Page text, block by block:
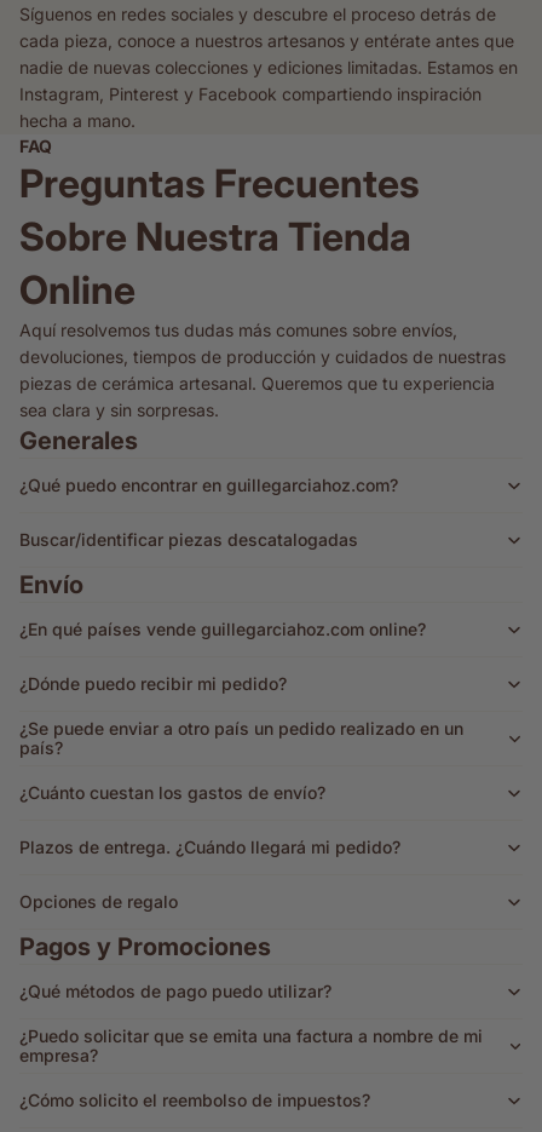
Síguenos en redes sociales y descubre el proceso detrás de
cada pieza, conoce a nuestros artesanos y entérate antes que
nadie de nuevas colecciones y ediciones limitadas. Estamos en
Instagram, Pinterest y Facebook compartiendo inspiración
hecha a mano.
FAQ
Preguntas Frecuentes
Sobre Nuestra Tienda
Online
Aquí resolvemos tus dudas más comunes sobre envíos,
devoluciones, tiempos de producción y cuidados de nuestras
piezas de cerámica artesanal. Queremos que tu experiencia
sea clara y sin sorpresas.
Generales
¿Qué puedo encontrar en guillegarciahoz.com?
Buscar/identificar piezas descatalogadas
Envío
¿En qué países vende guillegarciahoz.com online?
¿Dónde puedo recibir mi pedido?
¿Se puede enviar a otro país un pedido realizado en un
país?
¿Cuánto cuestan los gastos de envío?
Plazos de entrega. ¿Cuándo llegará mi pedido?
Opciones de regalo
Pagos y Promociones
¿Qué métodos de pago puedo utilizar?
¿Puedo solicitar que se emita una factura a nombre de mi
empresa?
¿Cómo solicito el reembolso de impuestos?